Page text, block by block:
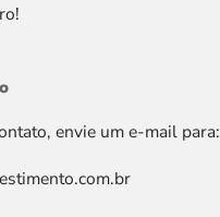
envie um e-mail para: